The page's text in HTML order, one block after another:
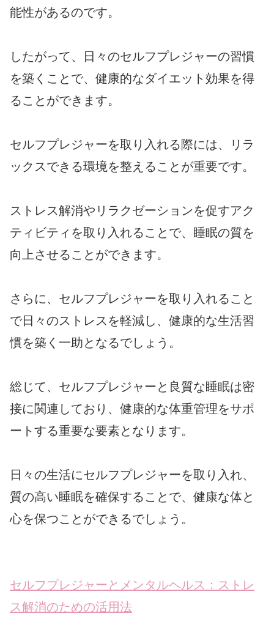
能性があるのです。
したがって、日々のセルフプレジャーの習慣
を築くことで、健康的なダイエット効果を得
ることができます。
セルフプレジャーを取り入れる際には、リラ
ックスできる環境を整えることが重要です。
ストレス解消やリラクゼーションを促すアク
ティビティを取り入れることで、睡眠の質を
向上させることができます。
さらに、セルフプレジャーを取り入れること
で日々のストレスを軽減し、健康的な生活習
慣を築く一助となるでしょう。
総じて、セルフプレジャーと良質な睡眠は密
接に関連しており、健康的な体重管理をサポ
ートする重要な要素となります。
日々の生活にセルフプレジャーを取り入れ、
質の高い睡眠を確保することで、健康な体と
心を保つことができるでしょう。
セルフプレジャーとメンタルヘルス：ストレ
ス解消のための活用法